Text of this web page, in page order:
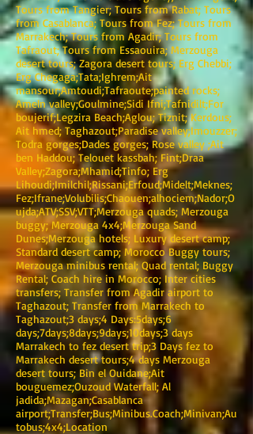
Tours from Tangier; Tours from Rabat; Tours
from Casablanca; Tours from Fez; Tours from
Marrakech; Tours from Agadir; Tours from
Tafraout; Tours from Essaouira; Merzouga
desert tours; Zagora desert tours; Erg Chebbi;
Erg Chegaga;Tata;Ighrem;Ait
mansour;Amtoudi;Tafraoute;painted rocks;
Ameln valley;Goulmine;Sidi Ifni;Tafnidilt;For
boujerif;Legzira Beach;Aglou; Tiznit; Kerdous;
Ait hmed; Taghazout;Paradise valley;Imouzzer;
Todra gorges;Dades gorges; Rose valley ;Ait
ben Haddou; Telouet kassbah; Fint;Draa
Valley;Zagora;Mhamid;Tinfo; Erg
Lihoudi;Imilchil;Rissani;Erfoud;Midelt;Meknes;
Fez;Ifrane;Volubilis;Chaouen;alhociem;Nador;O
ujda;ATV;SSV;VTT;Merzouga quads; Merzouga
buggy; Merzouga 4x4;Merzouga Sand
Dunes;Merzouga hotels; Luxury desert camp;
Standard desert camp; Morocco Buggy tours;
Merzouga minibus rental; Quad rental; Buggy
Rental; Coach hire in Morocco; Inter cities
transfers; Transfer from Agadir airport to
Taghazout; Transfer from Marrakech to
Taghazout;3 days;4 Days:5days;6
days;7days;8days;9days;10days;3 days
Marrakech to fez desert trip;3 Days fez to
Marrakech desert tours;4 days Merzouga
desert tours; Bin el Ouidane;Ait
bouguemez;Ouzoud Waterfall; Al
jadida;Mazagan;Casablanca
airport;Transfer;Bus;Minibus.Coach;Minivan;Au
tobus;4x4;Location